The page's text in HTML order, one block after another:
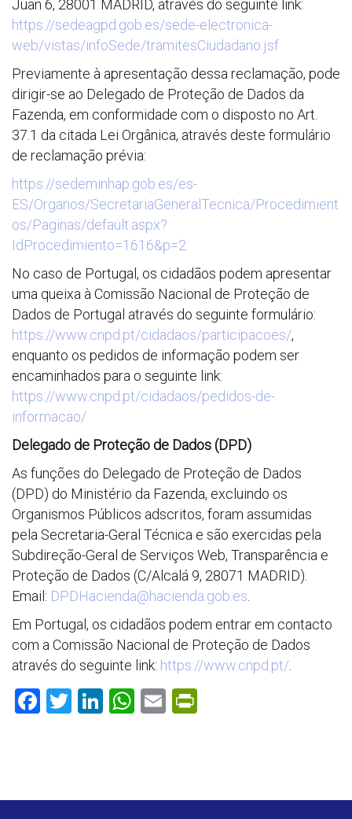
Juan 6, 28001 MADRID, através do seguinte link:
https://sedeagpd.gob.es/sede-electronica-
web/vistas/infoSede/tramitesCiudadano.jsf
Previamente à apresentação dessa reclamação, pode
dirigir-se ao Delegado de Proteção de Dados da
Fazenda, em conformidade com o disposto no Art.
37.1 da citada Lei Orgânica, através deste formulário
de reclamação prévia:
https://sedeminhap.gob.es/es-
ES/Organos/SecretariaGeneralTecnica/Procedimient
os/Paginas/default.aspx?
IdProcedimiento=1616&p=2
No caso de Portugal, os cidadãos podem apresentar
uma queixa à Comissão Nacional de Proteção de
Dados de Portugal através do seguinte formulário:
https://www.cnpd.pt/cidadaos/participacoes/,
enquanto os pedidos de informação podem ser
encaminhados para o seguinte link:
https://www.cnpd.pt/cidadaos/pedidos-de-
informacao/
Delegado de Proteção de Dados (DPD)
As funções do Delegado de Proteção de Dados
(DPD) do Ministério da Fazenda, excluindo os
Organismos Públicos adscritos, foram assumidas
pela Secretaria-Geral Técnica e são exercidas pela
Subdireção-Geral de Serviços Web, Transparência e
Proteção de Dados (C/Alcalá 9, 28071 MADRID).
Email: DPDHacienda@hacienda.gob.es
Em Portugal, os cidadãos podem entrar em contacto
com a Comissão Nacional de Proteção de Dados
através do seguinte link: https://www.cnpd.pt/
F
o
T Li
dI
W
A
E
e